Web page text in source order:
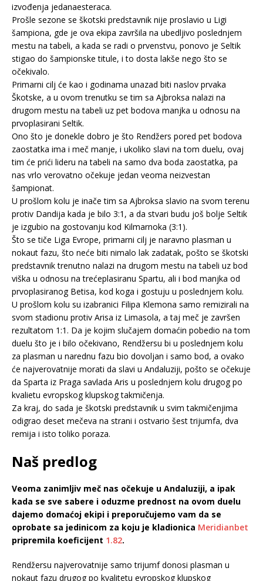
izvođenja jedanaesteraca.
Prošle sezone se škotski predstavnik nije proslavio u Ligi
šampiona, gde je ova ekipa završila na ubedljivo poslednjem
mestu na tabeli, a kada se radi o prvenstvu, ponovo je Seltik
stigao do šampionske titule, i to dosta lakše nego što se
očekivalo.
Primarni cilj će kao i godinama unazad biti naslov prvaka
Škotske, a u ovom trenutku se tim sa Ajbroksa nalazi na
drugom mestu na tabeli uz pet bodova manjka u odnosu na
prvoplasirani Seltik.
Ono što je donekle dobro je što Rendžers pored pet bodova
zaostatka ima i meč manje, i ukoliko slavi na tom duelu, ovaj
tim će prići lideru na tabeli na samo dva boda zaostatka, pa
nas vrlo verovatno očekuje jedan veoma neizvestan
šampionat.
U prošlom kolu je inače tim sa Ajbroksa slavio na svom terenu
protiv Dandija kada je bilo 3:1, a da stvari budu još bolje Seltik
je izgubio na gostovanju kod Kilmarnoka (3:1).
Što se tiče Liga Evrope, primarni cilj je naravno plasman u
nokaut fazu, što neće biti nimalo lak zadatak, pošto se škotski
predstavnik trenutno nalazi na drugom mestu na tabeli uz bod
viška u odnosu na trećeplasiranu Spartu, ali i bod manjka od
prvoplasiranog Betisa, kod koga i gostuju u poslednjem kolu.
U prošlom kolu su izabranici Filipa Klemona samo remizirali na
svom stadionu protiv Arisa iz Limasola, a taj meč je završen
rezultatom 1:1. Da je kojim slučajem domaćin pobedio na tom
duelu što je i bilo očekivano, Rendžersu bi u poslednjem kolu
za plasman u narednu fazu bio dovoljan i samo bod, a ovako
će najverovatnije morati da slavi u Andaluziji, pošto se očekuje
da Sparta iz Praga savlada Aris u poslednjem kolu drugog po
kvalietu evropskog klupskog takmičenja.
Za kraj, do sada je škotski predstavnik u svim takmičenjima
odigrao deset mečeva na strani i ostvario šest trijumfa, dva
remija i isto toliko poraza.
Naš predlog
Veoma zanimljiv meč nas očekuje u Andaluziji, a ipak
kada se sve sabere i oduzme prednost na ovom duelu
dajemo domaćoj ekipi i preporučujemo vam da se
oprobate sa jedinicom za koju je kladionica Meridianbet
pripremila koeficijent 1.82.
Rendžersu najverovatnije samo trijumf donosi plasman u
nokaut fazu drugog po kvalitetu evropskog klupskog